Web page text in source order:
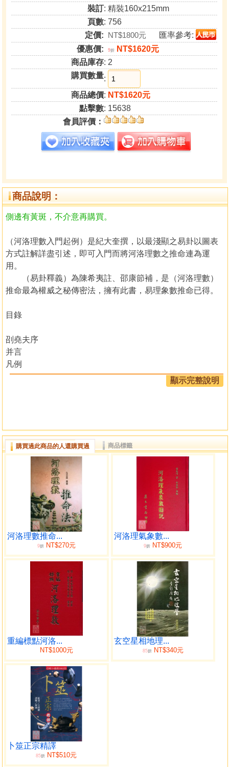
裝訂: 精裝160x215mm
頁數: 756
定價: NT$1800元
匯率參考:
優惠價:
9折
NT$1620元
商品庫存: 2
購買數量:
商品總價: NT$1620元
點擊數: 15638
會員評價：
商品說明：
側邊有黃斑，不介意再購買。
（河洛理數入門起例）是紀大奎撰，以最淺顯之易卦以圖表
方式註解詳盡引述，即可入門而將河洛理數之推命連為運
用。
（易卦釋義）為陳希夷註、邵康節補，是（河洛理數）
推命最為權威之秘傳密法，擁有此書，易理象數推命已得。
目錄
刟堯夫序
并言
凡例
六十四卦卦序表
地支五氣順布配河圖數圖
十二時分陰陽爻立元堂式圖
元堂變易式圖
八卦五行
元堂爻位
元堂變體
十二月辟卦陰陽消息圖
陽至弱數
陰至弱數
陽不足數
陰不足數
陰太過數
陰陽正數
陰陽得中數
陰陽俱嬴數
陰陽相戰數
孤陽數
孤陰數
陽偏數
陰偏數
陽凌陰數
陰犯陽數
二十四氣化工圖
天元氣納甲圖與式
顯示完整說明
購買過此商品的人還購買過 商品標籤
河洛理數推命...
9折NT$270元
河洛理氣象數...
9折 NT$900元
重編標點河洛...
NT$1000元
玄空星相地理...
85折NT$340元
卜筮正宗精譯
85折 NT$510元